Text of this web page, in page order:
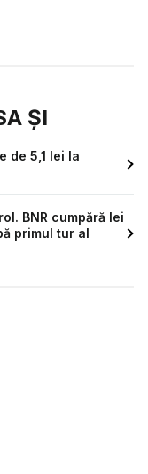
ȘI
de 5,1 lei la
BNR cumpără lei
primul tur al